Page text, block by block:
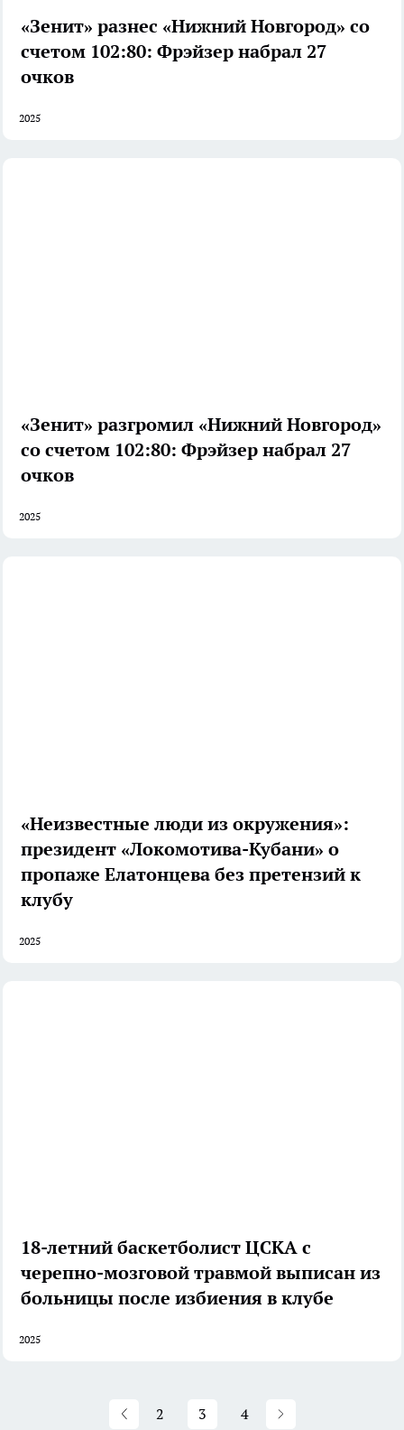
«Зенит» разнес «Нижний Новгород» со
счетом 102:80: Фрэйзер набрал 27
очков
2025
«Зенит» разгромил «Нижний Новгород»
со счетом 102:80: Фрэйзер набрал 27
очков
2025
«Неизвестные люди из окружения»:
президент «Локомотива-Кубани» о
пропаже Елатонцева без претензий к
клубу
2025
18-летний баскетболист ЦСКА с
черепно-мозговой травмой выписан из
больницы после избиения в клубе
2025
2 3 4